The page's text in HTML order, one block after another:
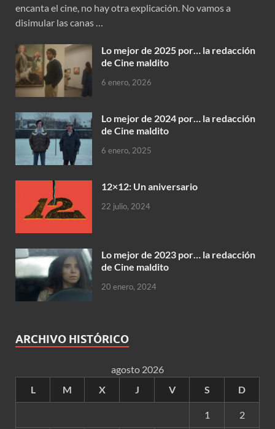
encanta el cine, no hay otra explicación. No vamos a
disimular las canas …
Lo mejor de 2025 por… la redacción
de Cine maldito
6 enero, 2026
Lo mejor de 2024 por… la redacción
de Cine maldito
6 enero, 2025
12×12: Un aniversario
22 julio, 2024
Lo mejor de 2023 por… la redacción
de Cine maldito
20 enero, 2024
ARCHIVO HISTÓRICO
agosto 2026
L
M X J V S D
1 2